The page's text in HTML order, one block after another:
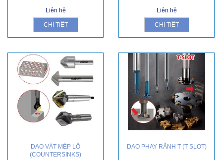
Liên hệ
CHI TIẾT
Liên hệ
CHI TIẾT
DAO VÁT MÉP LỖ
(COUNTERSINKS)
DAO PHAY RÃNH T (T SLOT)